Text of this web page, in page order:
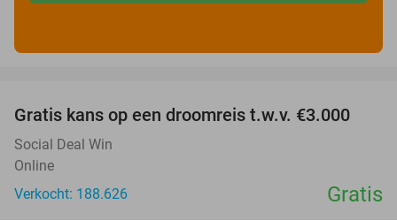
Gratis kans op een droomreis t.w.v. €3.000
Social Deal Win
Online
Verkocht: 188.626
Gratis